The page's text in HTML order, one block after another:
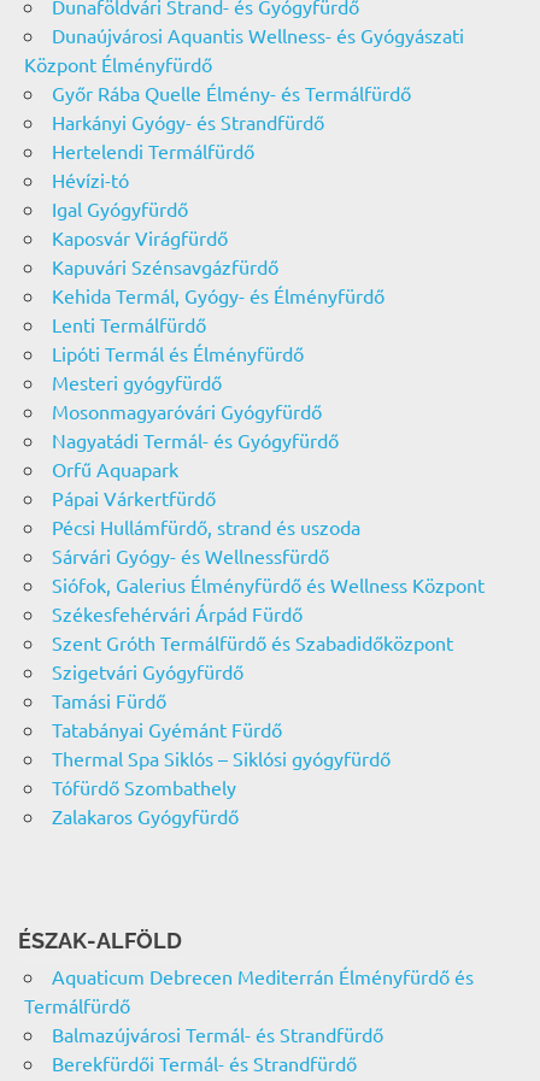
Dunaföldvári Strand- és Gyógyfürdő
Dunaújvárosi Aquantis Wellness- és Gyógyászati
Központ Élményfürdő
Győr Rába Quelle Élmény- és Termálfürdő
Harkányi Gyógy- és Strandfürdő
Hertelendi Termálfürdő
Hévízi-tó
Igal Gyógyfürdő
Kaposvár Virágfürdő
Kapuvári Szénsavgázfürdő
Kehida Termál, Gyógy- és Élményfürdő
Lenti Termálfürdő
Lipóti Termál és Élményfürdő
Mesteri gyógyfürdő
Mosonmagyaróvári Gyógyfürdő
Nagyatádi Termál- és Gyógyfürdő
Orfű Aquapark
Pápai Várkertfürdő
Pécsi Hullámfürdő, strand és uszoda
Sárvári Gyógy- és Wellnessfürdő
Siófok, Galerius Élményfürdő és Wellness Központ
Székesfehérvári Árpád Fürdő
Szent Gróth Termálfürdő és Szabadidőközpont
Szigetvári Gyógyfürdő
Tamási Fürdő
Tatabányai Gyémánt Fürdő
Thermal Spa Siklós – Siklósi gyógyfürdő
Tófürdő Szombathely
Zalakaros Gyógyfürdő
ÉSZAK-ALFÖLD
Aquaticum Debrecen Mediterrán Élményfürdő és
Termálfürdő
Balmazújvárosi Termál- és Strandfürdő
Berekfürdői Termál- és Strandfürdő